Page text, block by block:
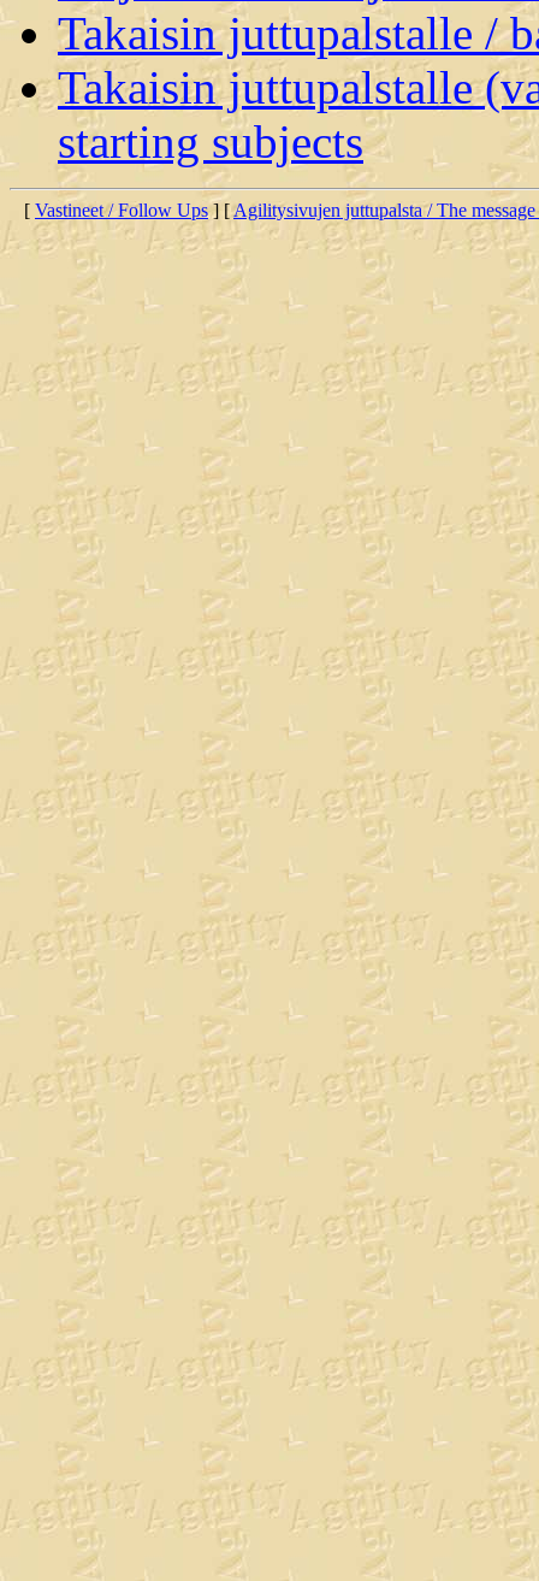
Takaisin juttupalstalle /
Takaisin juttupalstalle
starting subjects
[ Vastineet / Follow Ups] [Agilitysivujen juttupalsta / The